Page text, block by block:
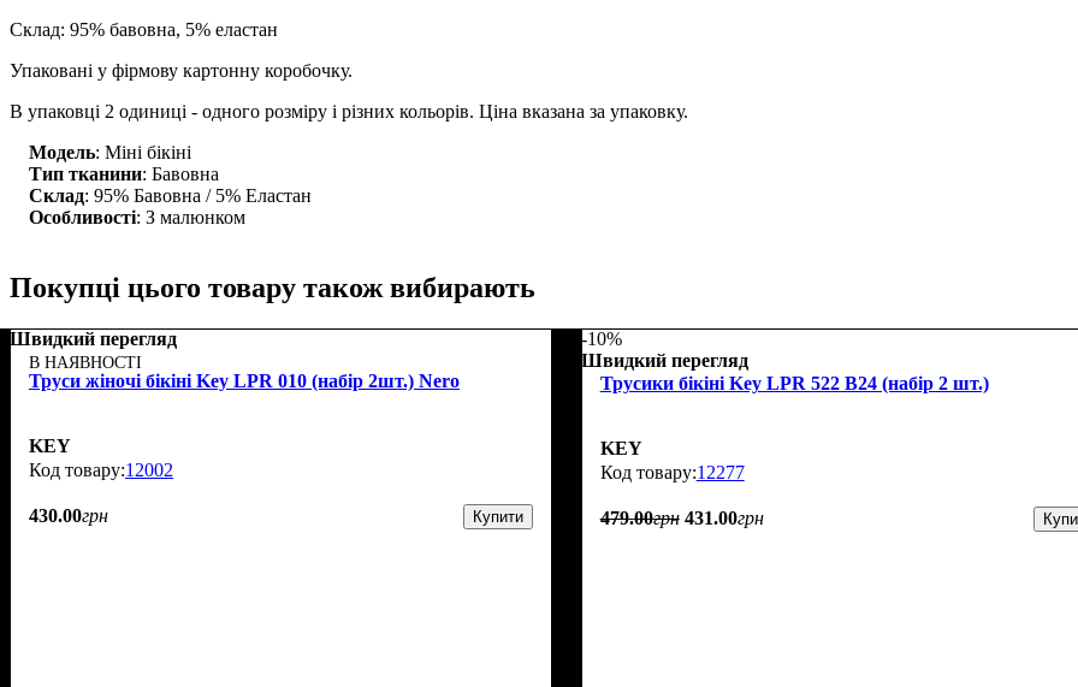
Склад: 95% бавовна, 5% еластан
Упаковані у фірмову картонну коробочку.
В упаковці 2 одиниці - одного розміру і різних кольорів. Ціна вказана за упаковку.
Модель: Міні бікіні
Тип тканини: Бавовна
Склад: 95% Бавовна / 5% Еластан
Особливості: З малюнком
Покупці цього товару також вибирають
Швидкий перегляд
В НАЯВНОСТІ
Труси жіночі бікіні Key LPR 010 (набір 2шт.) Nero
KEY
12002
430.00грн Купити
-10%
Швидкий перегляд
Трусики бікіні Key LPR 522 В24 (набір 2 шт.)
KEY
12277
479.00грн 431.00грн